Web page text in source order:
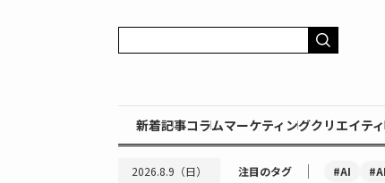
新着記事コラムマーケティングクリエイテ
2026.8.9（日） 注目のタグ ｜ #AI